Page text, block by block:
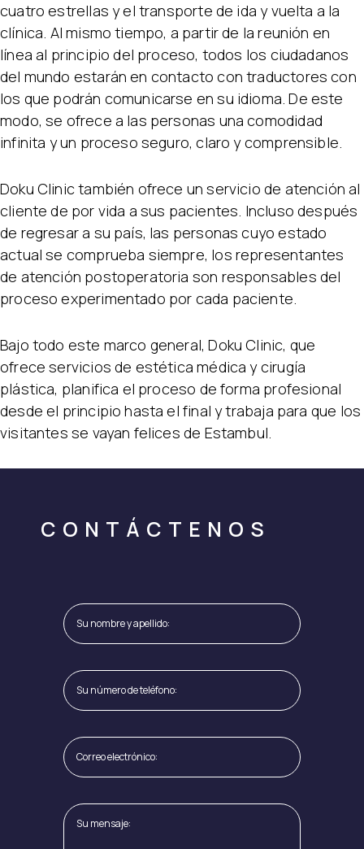
cuatro estrellas y el transporte de ida y vuelta a la
clínica. Al mismo tiempo, a partir de la reunión en
línea al principio del proceso, todos los ciudadanos
del mundo estarán en contacto con traductores con
los que podrán comunicarse en su idioma. De este
modo, se ofrece a las personas una comodidad
infinita y un proceso seguro, claro y comprensible.
Doku Clinic también ofrece un servicio de atención al
cliente de por vida a sus pacientes. Incluso después
de regresar a su país, las personas cuyo estado
actual se comprueba siempre, los representantes
de atención postoperatoria son responsables del
proceso experimentado por cada paciente.
Bajo todo este marco general, Doku Clinic, que
ofrece servicios de estética médica y cirugía
plástica, planifica el proceso de forma profesional
desde el principio hasta el final y trabaja para que los
visitantes se vayan felices de Estambul.
CONTÁCTENOS